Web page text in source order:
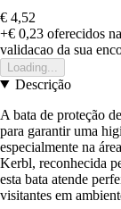
€ 4,52
+€ 0,23 oferecidos
validacao da sua
Loading...
Descrição
A bata de proteção
para garantir uma
especialmente na
Kerbl, reconhecida
esta bata atende
visitantes em